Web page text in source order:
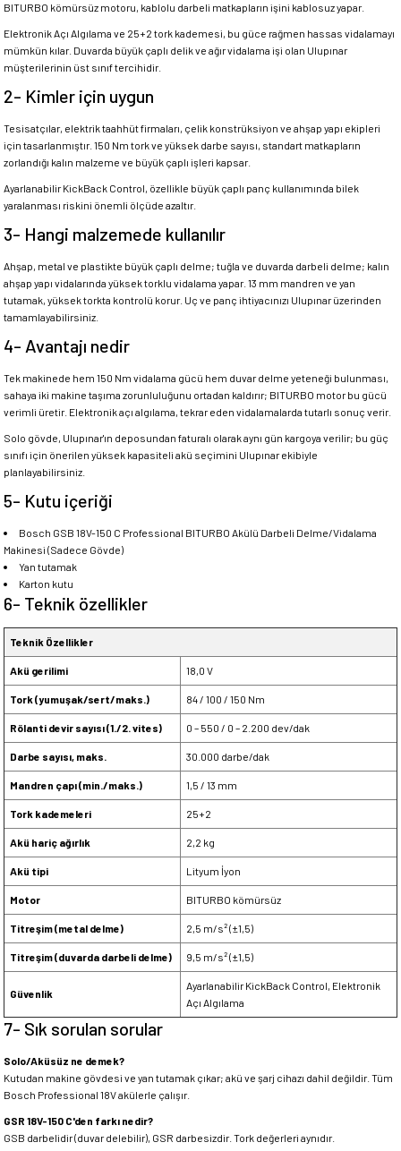
BITURBO kömürsüz motoru, kablolu darbeli matkapların işini kablosuz yapar.
Elektronik Açı Algılama ve 25+2 tork kademesi, bu güce rağmen hassas vidalamayı
mümkün kılar. Duvarda büyük çaplı delik ve ağır vidalama işi olan Ulupınar
müşterilerinin üst sınıf tercihidir.
2- Kimler için uygun
Tesisatçılar, elektrik taahhüt firmaları, çelik konstrüksiyon ve ahşap yapı ekipleri
için tasarlanmıştır. 150 Nm tork ve yüksek darbe sayısı, standart matkapların
zorlandığı kalın malzeme ve büyük çaplı işleri kapsar.
Ayarlanabilir KickBack Control, özellikle büyük çaplı panç kullanımında bilek
yaralanması riskini önemli ölçüde azaltır.
3- Hangi malzemede kullanılır
Ahşap, metal ve plastikte büyük çaplı delme; tuğla ve duvarda darbeli delme; kalın
ahşap yapı vidalarında yüksek torklu vidalama yapar. 13 mm mandren ve yan
tutamak, yüksek torkta kontrolü korur. Uç ve panç ihtiyacınızı Ulupınar üzerinden
tamamlayabilirsiniz.
4- Avantajı nedir
Tek makinede hem 150 Nm vidalama gücü hem duvar delme yeteneği bulunması,
sahaya iki makine taşıma zorunluluğunu ortadan kaldırır; BITURBO motor bu gücü
verimli üretir. Elektronik açı algılama, tekrar eden vidalamalarda tutarlı sonuç verir.
Solo gövde, Ulupınar'ın deposundan faturalı olarak aynı gün kargoya verilir; bu güç
sınıfı için önerilen yüksek kapasiteli akü seçimini Ulupınar ekibiyle
planlayabilirsiniz.
5- Kutu içeriği
Bosch GSB 18V-150 C Professional BITURBO Akülü Darbeli Delme/Vidalama
Makinesi (Sadece Gövde)
Yan tutamak
Karton kutu
6- Teknik özellikler
Teknik Özellikler
Akü gerilimi 18,0 V
Tork (yumuşak/sert/maks.) 84 / 100 / 150 Nm
Rölanti devir sayısı (1./2. vites) 0 – 550 / 0 – 2.200 dev/dak
Darbe sayısı, maks. 30.000 darbe/dak
Mandren çapı (min./maks.) 1,5 / 13 mm
Tork kademeleri 25+2
Akü hariç ağırlık 2,2 kg
Akü tipi Lityum İyon
Motor BITURBO kömürsüz
Titreşim (metal delme) 2,5 m/s² (±1,5)
Titreşim (duvarda darbeli delme) 9,5 m/s² (±1,5)
Güvenlik
Ayarlanabilir KickBack Control, Elektronik
Açı Algılama
7- Sık sorulan sorular
Solo/Aküsüz ne demek?
Kutudan makine gövdesi ve yan tutamak çıkar; akü ve şarj cihazı dahil değildir. Tüm
Bosch Professional 18V akülerle çalışır.
GSR 18V-150 C'den farkı nedir?
GSB darbelidir (duvar delebilir), GSR darbesizdir. Tork değerleri aynıdır.